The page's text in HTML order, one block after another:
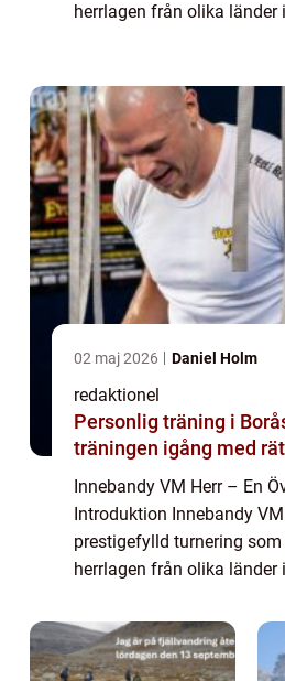
herrlagen från olika
02 maj 2026 Daniel Holm
redaktionel
Personlig träning i
träningen igång med
Innebandy VM Herr – En
Introduktion Innebandy
prestigefylld turnering
herrlagen från olika
artikel kommer vi att ge en